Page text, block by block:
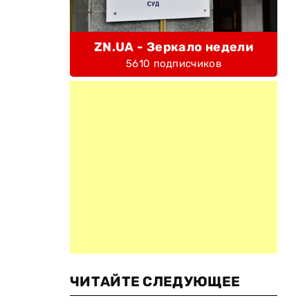
ZN.UA - Зеркало недели
5610 подписчиков
ЧИТАЙТЕ СЛЕДУЮЩЕЕ